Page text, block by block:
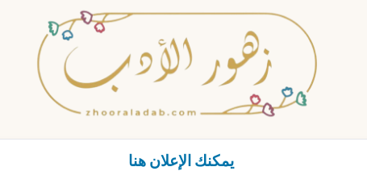
يمكنك الإعلان هنا